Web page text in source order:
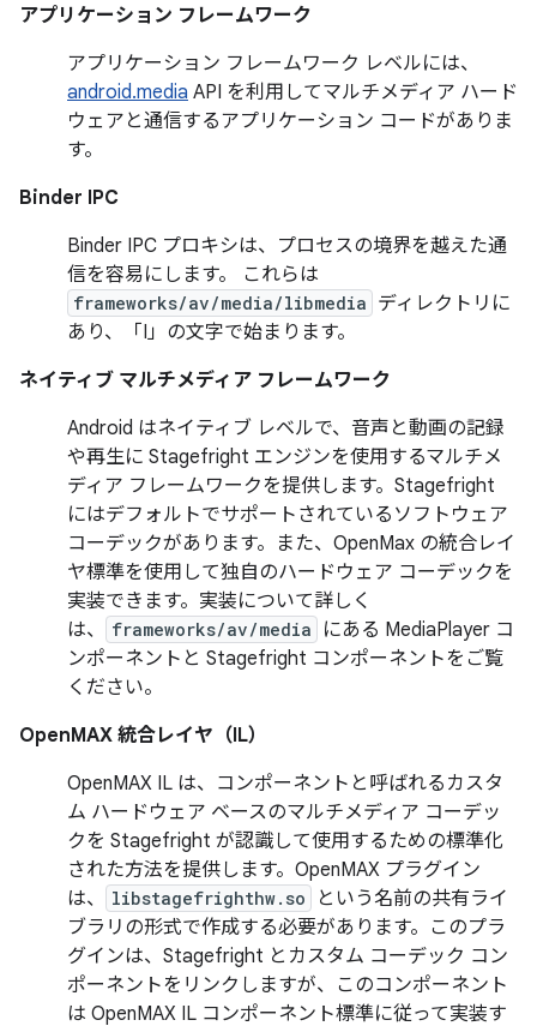
アプリケーション フレームワーク
アプリケーション フレームワーク レベルには、
android.media API を利用してマルチメディア ハード
ウェアと通信するアプリケーション コードがありま
す。
Binder IPC
Binder IPC プロキシは、プロセスの境界を越えた通
信を容易にします。 これらは
frameworks/av/media/libmedia ディレクトリに
あり、「I」の文字で始まります。
ネイティブ マルチメディア フレームワーク
Android はネイティブ レベルで、音声と動画の記録
や再生に Stagefright エンジンを使用するマルチメ
ディア フレームワークを提供します。Stagefright
にはデフォルトでサポートされているソフトウェア
コーデックがあります。また、OpenMax の統合レイ
ヤ標準を使用して独自のハードウェア コーデックを
実装できます。実装について詳しく
は、
frameworks/av/media
にある MediaPlayer コ
ンポーネントと Stagefright コンポーネントをご覧
ください。
OpenMAX 統合レイヤ（IL）
OpenMAX IL は、コンポーネントと呼ばれるカスタ
ム ハードウェア ベースのマルチメディア コーデッ
クを Stagefright が認識して使用するための標準化
された方法を提供します。OpenMAX プラグイン
は、
libstagefrighthw.so
という名前の共有ライ
ブラリの形式で作成する必要があります。このプラ
グインは、Stagefright とカスタム コーデック コン
ポーネントをリンクしますが、このコンポーネント
は OpenMAX IL コンポーネント標準に従って実装す